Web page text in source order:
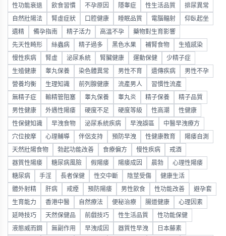
性功能衰退 飲食習慣 不孕原因 隱睾症 性生活品質 排尿異常
自然壯陽法 腎虛症狀 口腔健康 睡眠品質 電腦輻射 仰臥起坐
遺精 備孕指南 精子活力 高溫不孕 藥物對生育影響
先天性畸形 絲蟲病 精子過多 黑色水果 補腎食物 生殖感染
慢性疾病 腎虛 泌尿系統 腎臟健康 運動保健 少精子症
生殖健康 睾丸保養 染色體異常 男性不育 遺傳疾病 男性不孕
營養均衡 生理知識 前列腺健康 流產男人 習慣性流產
無精子症 輸精管阻塞 睾丸保養 睾丸炎 精子保養 精子品質
男性健康 外遇性陽痿 硬度不足 硬度等級 性高潮 性健康
性保健知識 早洩食物 泌尿系統疾病 早洩誤區 中醫早洩療方
穴位按摩 心理輔導 伴侶支持 預防早洩 性健康教育 陽痿自測
天然壯陽食物 勃起功能改善 食療偏方 慢性疾病 戒酒
器質性陽痿 糖尿病風險 假陽痿 陽痿成因 晨勃 心理性陽痿
糖尿病 手淫 長者保健 性交中斷 陰莖受傷 健康生活
體外射精 肝病 戒煙 預防陽痿 男性飲食 性功能改善 避孕套
生育能力 香港中醫 自然療法 便秘治療 腸道健康 心理因素
延時技巧 天然保健品 前戲技巧 性生活品質 性功能保健
液態威而鋼 無副作用 早洩成因 器質性早洩 日本藤素